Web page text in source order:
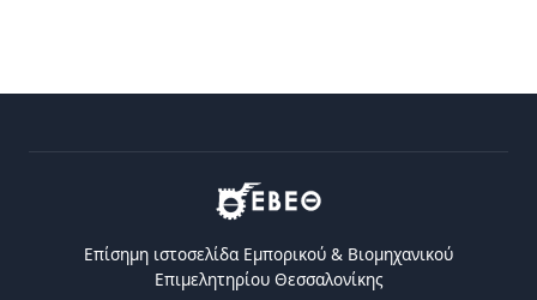
Επίσημη ιστοσελίδα Eμπορικού & Bιομηχανικού
Eπιμελητηρίου Θεσσαλονίκης